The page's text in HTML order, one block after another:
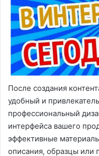
После создания
удобный и
профессиональный
интерфейса вашего
эффективные
описания, образцы или